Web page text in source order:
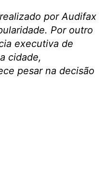
por Audifax
Por outro
executiva de
cidade,
pesar na decisão